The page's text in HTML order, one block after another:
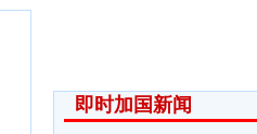
即时加国新闻